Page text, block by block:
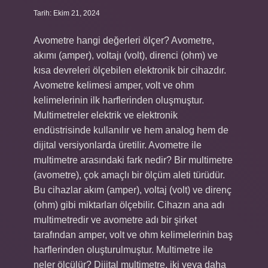
Tarih: Ekim 21, 2024
Avometre hangi değerleri ölçer? Avometre,
akımı (amper), voltajı (volt), direnci (ohm) ve
kısa devreleri ölçebilen elektronik bir cihazdır.
Avometre kelimesi amper, volt ve ohm
kelimelerinin ilk harflerinden oluşmuştur.
Multimetreler elektrik ve elektronik
endüstrisinde kullanılır ve hem analog hem de
dijital versiyonlarda üretilir. Avometre ile
multimetre arasındaki fark nedir? Bir multimetre
(avometre), çok amaçlı bir ölçüm aleti türüdür.
Bu cihazlar akım (amper), voltaj (volt) ve direnç
(ohm) gibi miktarları ölçebilir. Cihazın ana adı
multimetredir ve avometre adı bir şirket
tarafından amper, volt ve ohm kelimelerinin baş
harflerinden oluşturulmuştur. Multimetre ile
neler ölçülür? Dijital multimetre, iki veya daha